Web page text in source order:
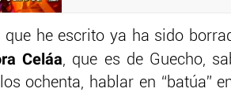
que he escrito ya ha sido
Celáa , que es de Guecho,
ochenta, hablar en “batúa”